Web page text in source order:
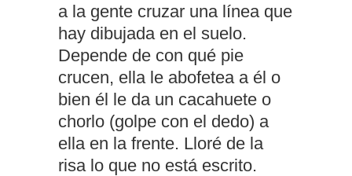
a la gente cruzar una línea que
hay dibujada en el suelo.
Depende de con qué pie
crucen, ella le abofetea a él o
bien él le da un cacahuete o
chorlo (golpe con el dedo) a
ella en la frente. Lloré de la
risa lo que no está escrito.